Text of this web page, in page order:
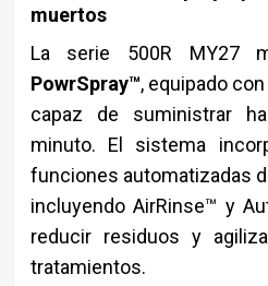
muertos
La serie 500R MY27
PowrSpray™, equipado
capaz de suministrar
minuto. El sistema
funciones automatizadas
incluyendo AirRinse™ y
reducir residuos y
tratamientos.